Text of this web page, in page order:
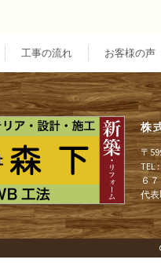
ナ
ビ
ゲ
ー
シ
工事の流れ お客様の声
株
〒
TEL
６
代